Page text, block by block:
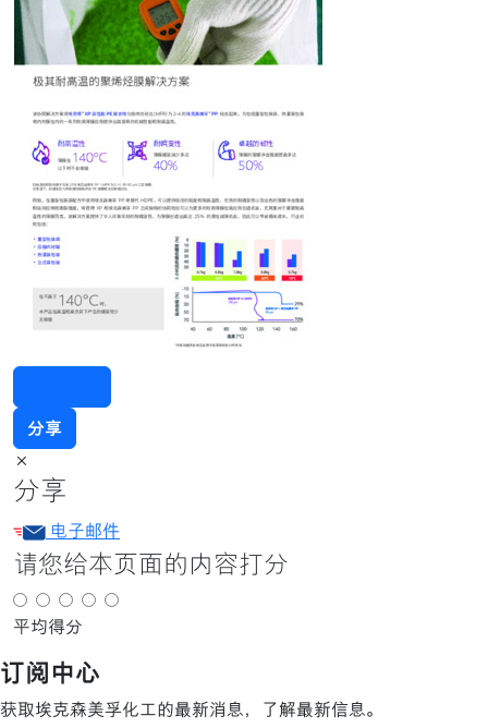
分享
×
分享
电子邮件
请您给本页面的内容打分
平均得分
订阅中心
获取埃克森美孚化工的最新消息，了解最新信息。